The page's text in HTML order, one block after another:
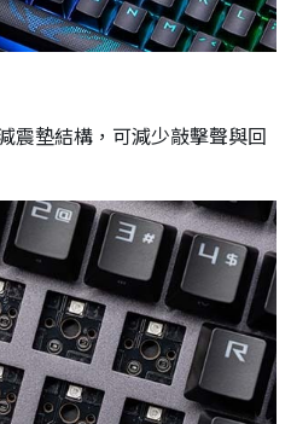
震墊結構，可減少敲擊聲與回